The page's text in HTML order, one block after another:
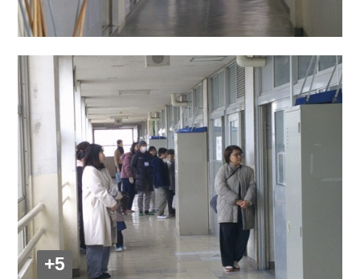
+5